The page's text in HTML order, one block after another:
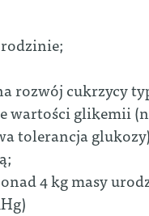
rozwój cukrzycy
wartości glikemii
tolerancja
4 kg masy